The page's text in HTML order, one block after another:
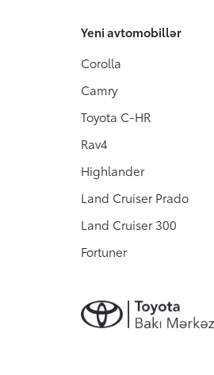
Yeni avtomobillər
Corolla
Camry
Toyota C-HR
Rav4
Highlander
Land Cruiser Prado
Land Cruiser 300
Fortuner